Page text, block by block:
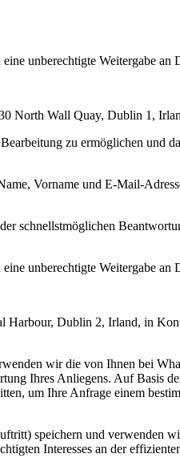
unberechtigte Weitergabe an
North Wall Quay, Dublin 1,
zu ermöglichen und
Vorname und E-Mail-
schnellstmöglichen
unberechtigte Weitergabe an
Harbour, Dublin 2, Irland, in
wir die von Ihnen bei
Ihres Anliegens. Auf Basis
um Ihre Anfrage einem
speichern und verwenden
Interesses an der